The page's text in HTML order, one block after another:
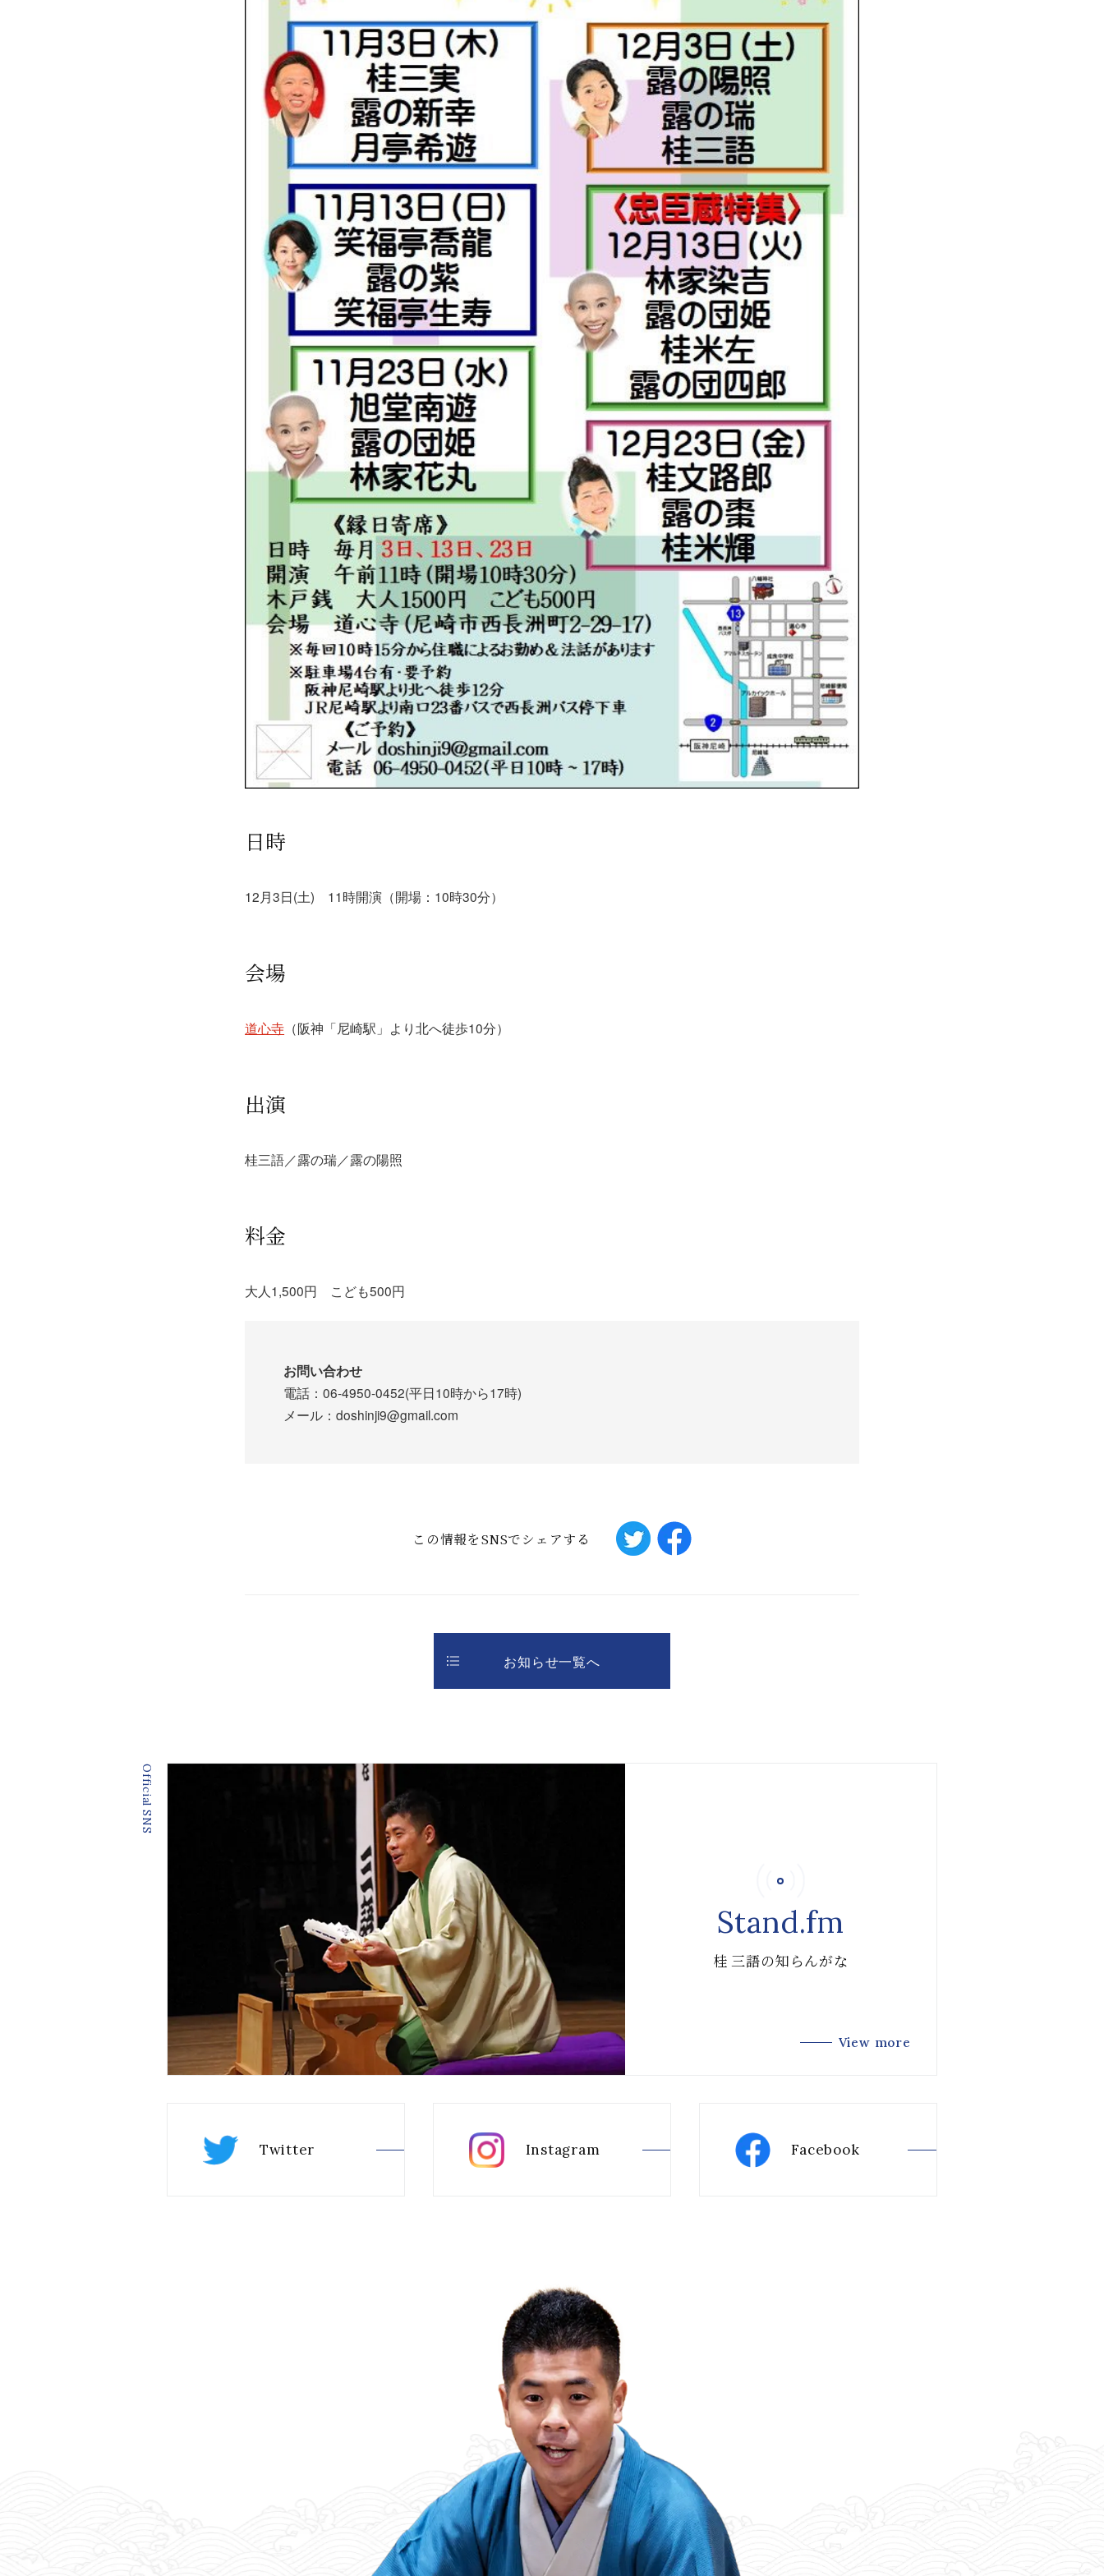
日時
12月3日(土) 11時開演（開場：10時30分）
会場
道心寺 （阪神「尼崎駅」より北へ徒歩10分）
出演
桂三語／露の瑞／露の陽照
料金
大人1,500円 こども500円
お問い合わせ
電話：06-4950-0452(平日10時から17時)
メール：doshinji9@gmail.com
この情報をSNSでシェアする
お知らせ一覧へ
Official SNS
Stand.fm
桂 三語の知らんがな
View more
Twitter Instagram Facebook